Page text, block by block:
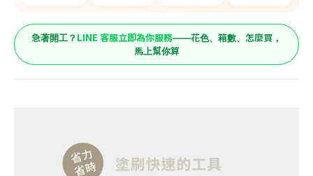
急著開工？ LINE 客服立即為你服務——花色、箱數、怎麼買，
馬上幫你算